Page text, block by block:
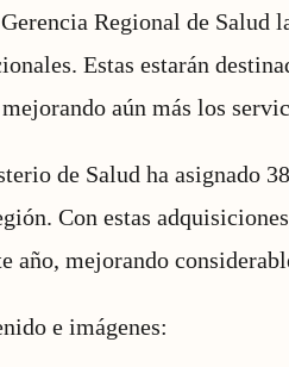
Regional de Salud
Estas estarán
aún más los
de Salud ha asignado
Con estas
año, mejorando
e imágenes: